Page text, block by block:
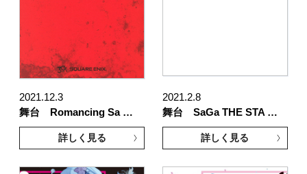
2021.12.3
舞台 Romancing Sa …
詳しく見る
2021.2.8
舞台 SaGa THE STA …
詳しく見る